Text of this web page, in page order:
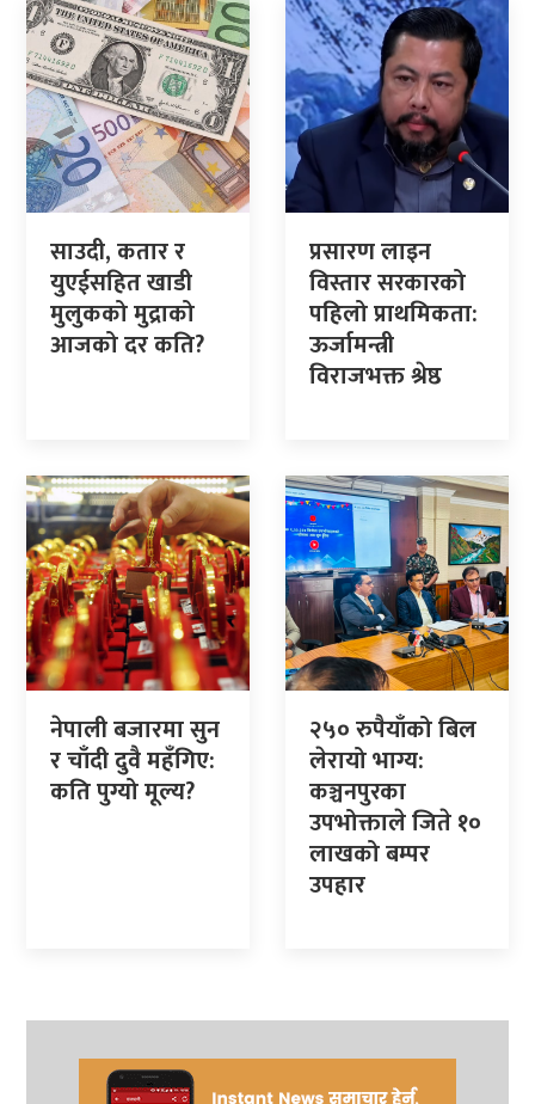
साउदी, कतार र
युएईसहित खाडी
मुलुकको मुद्राको
आजको दर कति?
प्रसारण लाइन
विस्तार सरकारको
पहिलो प्राथमिकता:
ऊर्जामन्त्री
विराजभक्त श्रेष्ठ
नेपाली बजारमा सुन
र चाँदी दुवै महँगिए:
कति पुग्यो मूल्य?
२५० रुपैयाँको बिल
लेरायो भाग्य:
कञ्चनपुरका
उपभोक्ताले जिते १०
लाखको बम्पर
उपहार